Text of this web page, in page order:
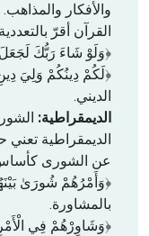
والأفكار والمذاهب.
القرآن أقرّ
﴿وَلَوْ شَاءَ رَبُّكَ لَجَعَلَ
الديني.
الديمقراطية:
الديمقراطية
عن الشورى
بالمشاورة.